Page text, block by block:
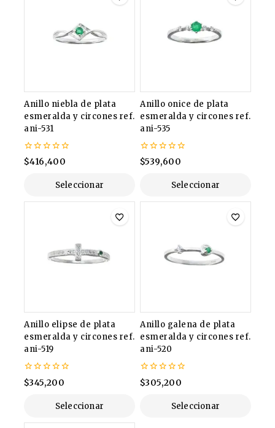
Anillo niebla de plata
esmeralda y circones ref.
ani-531
0
de
$416,400
Seleccionar
Opciones
Anillo onice de plata
esmeralda y circones ref.
ani-535
0
de
$539,600
Seleccionar
Opciones
Anillo elipse de plata
esmeralda y circones ref.
ani-519
0
de
$345,200
Seleccionar
Opciones
Anillo galena de plata
esmeralda y circones ref.
ani-520
0
de
$305,200
Seleccionar